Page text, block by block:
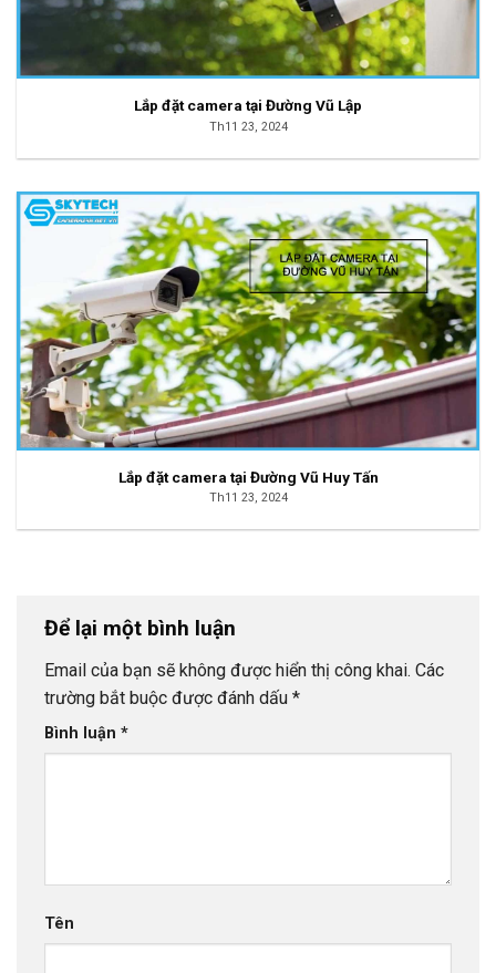
Lắp đặt camera tại Đường Vũ Lập
Th11 23, 2024
Lắp đặt camera tại Đường Vũ Huy Tấn
Th11 23, 2024
Để lại một bình luận
Email của bạn sẽ không được hiển thị công khai. Các
trường bắt buộc được đánh dấu *
Bình luận *
Tên